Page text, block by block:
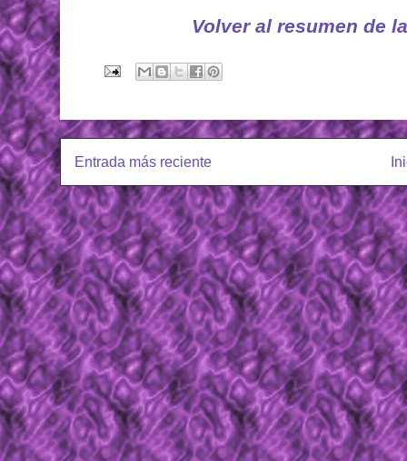
Volver al resumen de
Entrada más reciente